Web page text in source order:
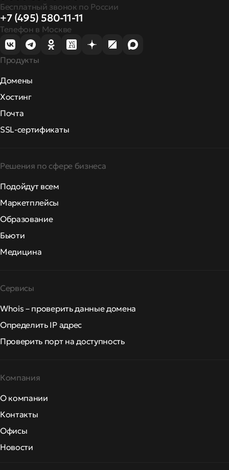
Бесплатный звонок по России
+7 (495) 580-11-11
Телефон в Москве
Продукты
Домены
Хостинг
Почта
SSL-сертификаты
Решения по сфере бизнеса
Подойдут всем
Маркетплейсы
Образование
Бьюти
Медицина
Сервисы
Whois – проверить данные домена
Определить IP адрес
Проверить порт на доступность
Компания
О компании
Контакты
Офисы
Новости